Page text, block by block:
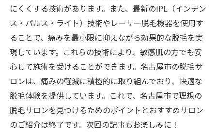
にくくする技術があります。また、最新のIPL（インテン
ス・パルス・ライト）技術やレーザー脱毛機器を使用す
ることで、痛みを最小限に抑えながら効果的な脱毛を実
現しています。これらの技術により、敏感肌の方でも安
心して施術を受けることができます。名古屋市の脱毛サ
ロンは、痛みの軽減に積極的に取り組んでおり、快適な
脱毛体験を提供しています。これで、名古屋市で理想の
脱毛サロンを見つけるためのポイントとおすすめサロン
のご紹介は終了です。次回の記事もお楽しみに！